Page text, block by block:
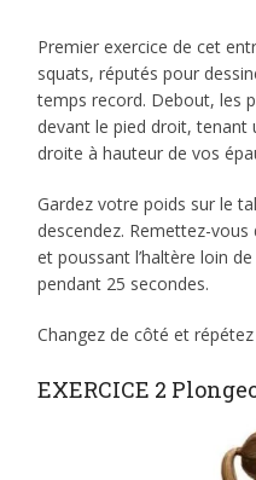
Premier exercice de cet
squats, réputés pour
temps record. Debout, les
devant le pied droit, tenant
droite à hauteur de vos
Gardez votre poids sur le
descendez. Remettez-
et poussant l’haltère loin
pendant 25 secondes.
Changez de côté et
EXERCICE 2